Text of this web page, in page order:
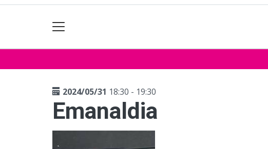
2024/05/31 18:30 - 19:30
Emanaldia